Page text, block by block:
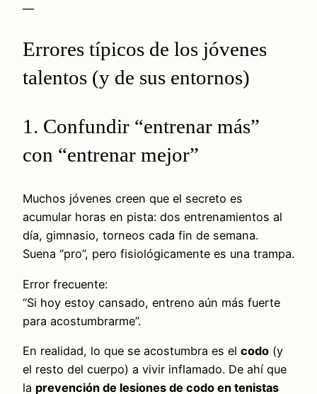
—
Errores típicos de los jóvenes
talentos (y de sus entornos)
1. Confundir “entrenar más”
con “entrenar mejor”
Muchos jóvenes creen que el secreto es
acumular horas en pista: dos entrenamientos al
día, gimnasio, torneos cada fin de semana.
Suena “pro”, pero fisiológicamente es una trampa.
Error frecuente:
“Si hoy estoy cansado, entreno aún más fuerte
para acostumbrarme”.
En realidad, lo que se acostumbra es el codo (y
el resto del cuerpo) a vivir inflamado. De ahí que
la prevención de lesiones de codo en tenistas